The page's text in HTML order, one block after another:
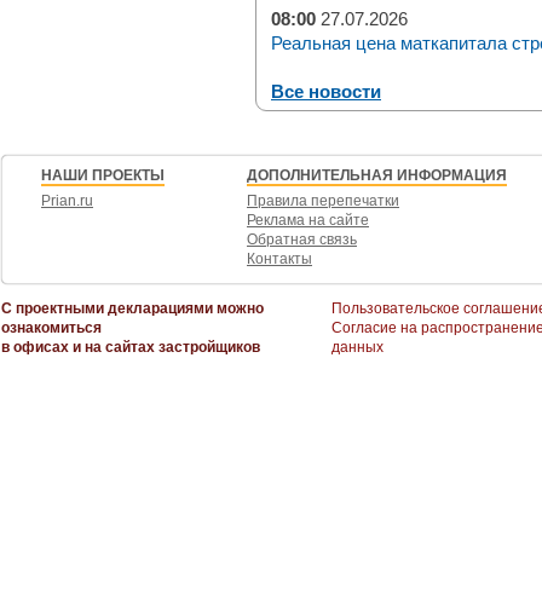
08:00 27.07.2026
Реальная цена маткапитала
Все новости
НАШИ ПРОЕКТЫ
Prian.ru
ДОПОЛНИТЕЛЬНАЯ ИНФОРМАЦИЯ
Правила перепечатки
Реклама на сайте
Обратная связь
Контакты
С проектными декларациями можно
ознакомиться
в офисах и на сайтах застройщиков
Пользовательское
Согласие на
данных